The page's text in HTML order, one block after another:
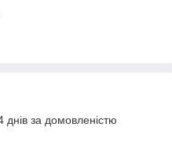
за домовленістю